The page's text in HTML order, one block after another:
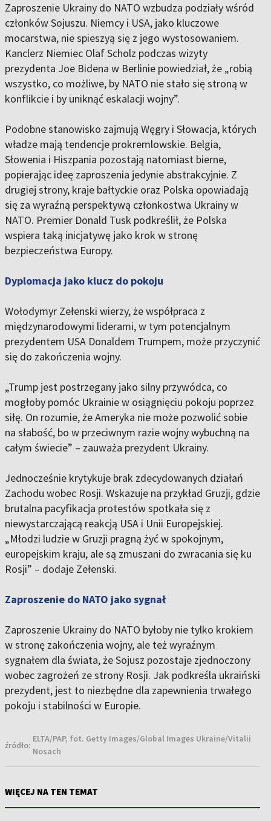
Zaproszenie Ukrainy do NATO wzbudza podziały wśród
członków Sojuszu. Niemcy i USA, jako kluczowe
mocarstwa, nie spieszyą się z jego wystosowaniem.
Kanclerz Niemiec Olaf Scholz podczas wizyty
prezydenta Joe Bidena w Berlinie powiedział, że „robią
wszystko, co możliwe, by NATO nie stało się stroną w
konflikcie i by uniknąć eskalacji wojny”.
Podobne stanowisko zajmują Węgry i Słowacja, których
władze mają tendencje prokremlowskie. Belgia,
Słowenia i Hiszpania pozostają natomiast bierne,
popierając ideę zaproszenia jedynie abstrakcyjnie. Z
drugiej strony, kraje bałtyckie oraz Polska opowiadają
się za wyraźną perspektywą członkostwa Ukrainy w
NATO. Premier Donald Tusk podkreślił, że Polska
wspiera taką inicjatywę jako krok w stronę
bezpieczeństwa Europy.
Dyplomacja jako klucz do pokoju
Wołodymyr Zełenski wierzy, że współpraca z
międzynarodowymi liderami, w tym potencjalnym
prezydentem USA Donaldem Trumpem, może przyczynić
się do zakończenia wojny.
„Trump jest postrzegany jako silny przywódca, co
mogłoby pomóc Ukrainie w osiągnięciu pokoju poprzez
siłę. On rozumie, że Ameryka nie może pozwolić sobie
na słabość, bo w przeciwnym razie wojny wybuchną na
całym świecie” – zauważa prezydent Ukrainy.
Jednocześnie krytykuje brak zdecydowanych działań
Zachodu wobec Rosji. Wskazuje na przykład Gruzji, gdzie
brutalna pacyfikacja protestów spotkała się z
niewystarczającą reakcją USA i Unii Europejskiej.
„Młodzi ludzie w Gruzji pragną żyć w spokojnym,
europejskim kraju, ale są zmuszani do zwracania się ku
Rosji” – dodaje Zełenski.
Zaproszenie do NATO jako sygnał
Zaproszenie Ukrainy do NATO byłoby nie tylko krokiem
w stronę zakończenia wojny, ale też wyraźnym
sygnałem dla świata, że Sojusz pozostaje zjednoczony
wobec zagrożeń ze strony Rosji. Jak podkreśla ukraiński
prezydent, jest to niezbędne dla zapewnienia trwałego
pokoju i stabilności w Europie.
źródło:
ELTA/PAP, fot. Getty Images/Global Images Ukraine/Vitalii
Nosach
WIĘCEJ NA TEN TEMAT